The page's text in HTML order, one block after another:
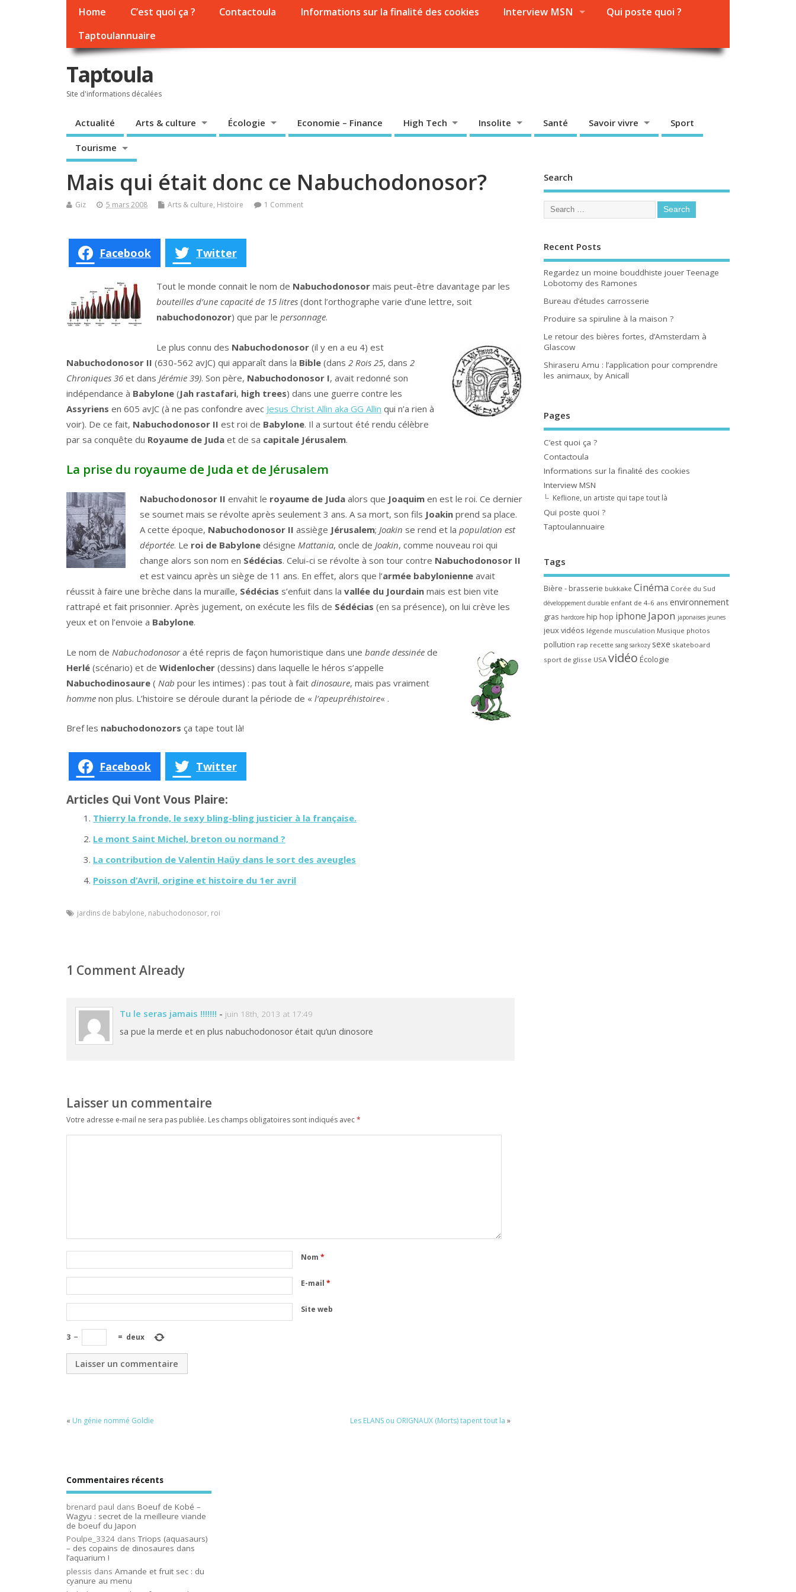
Home C’est quoi ça ? Contactoula Informations sur la finalité des cookies Interview MSN
Qui poste quoi ?
Taptoulannuaire
Taptoula
Site d'informations décalées
Actualité Arts & culture Écologie Economie – Finance High Tech Insolite Santé Savoir vivre Sport
Tourisme
Mais qui était donc ce Nabuchodonosor?
Giz 5 mars 2008 Arts & culture, Histoire 1 Comment
Facebook Twitter
Tout le monde connait le nom de Nabuchodonosor mais peut-être davantage par les
bouteilles d’une capacité de 15 litres (dont l’orthographe varie d’une lettre, soit
nabuchodonozor) que par lepersonnage.
Le plus connu des Nabuchodonosor (il y en a eu 4) est
Nabuchodonosor II (630-562 avJC) qui apparaît dans la Bible (dans 2 Rois 25, dans 2
Chroniques 36 et dans Jérémie 39). Son père, Nabuchodonosor I, avait redonné son
indépendance à Babylone (Jah rastafari, high trees) dans une guerre contre les
Assyriens en 605 avJC (à ne pas confondre avec Jesus Christ Allin aka GG Allin qui n’a rien à
voir). De ce fait, Nabuchodonosor II est roi de Babylone. Il a surtout été rendu célèbre
par sa conquête du Royaume de Juda et de sa capitale Jérusalem.
La prise du royaume de Juda et de Jérusalem
Nabuchodonosor II envahit le royaume de Juda alors que Joaquimen est le roi. Ce dernier
se soumet mais se révolte après seulement 3 ans. A sa mort, son fils Joakin prend sa place.
A cette époque, Nabuchodonosor II assiège Jérusalem;Joakin se rend et lapopulation est
déportée. Le roi de Babylone désigneMattania, oncle deJoakin, comme nouveau roi qui
change alors son nom en Sédécias. Celui-ci se révolte à son tour contre Nabuchodonosor II
et est vaincu après un siège de 11 ans. En effet, alors que l’armée babylonienne avait
réussit à faire une brèche dans la muraille, Sédécias s’enfuit dans la vallée du Jourdain mais est bien vite
rattrapé et fait prisonnier. Après jugement, on exécute les fils de Sédécias (en sa présence), on lui crève les
yeux et on l’envoie a Babylone.
Le nom de Nabuchodonosora été repris de façon humoristique dans une bande dessinée de
Herlé (scénario) et de Widenlocher (dessins) dans laquelle le héros s’appelle
Nabuchodinosaure ( Nab pour les intimes) : pas tout à fait dinosaure, mais pas vraiment
homme non plus. L’histoire se déroule durant la période de « l’apeupréhistoire« .
Bref les nabuchodonozors ça tape tout là!
Facebook Twitter
Articles Qui Vont Vous Plaire:
Thierry la fronde, le sexy bling-bling justicier à la française.
Le mont Saint Michel, breton ou normand ?
La contribution de Valentin Haüy dans le sort des aveugles
Poisson d’Avril, origine et histoire du 1er avril
jardins de babylone, nabuchodonosor, roi
1 Comment Already
Tu le seras jamais !!!!!!! - juin 18th, 2013 at 17:49
sa pue la merde et en plus nabuchodonosor était qu’un dinosore
Laisser un commentaire
Votre adresse e-mail ne sera pas publiée. Les champs obligatoires sont indiqués avec*
Nom *
E-mail *
Site web
3 − = deux
« Un génie nommé Goldie Les ELANS ou ORIGNAUX (Morts) tapent tout la »
Search
Recent Posts
Regardez un moine bouddhiste jouer Teenage
Lobotomy des Ramones
Bureau d’études carrosserie
Produire sa spiruline à la maison ?
Le retour des bières fortes, d’Amsterdam à
Glascow
Shiraseru Amu : l’application pour comprendre
les animaux, by Anicall
Pages
C’est quoi ça ?
Contactoula
Informations sur la finalité des cookies
Interview MSN
Keflione, un artiste qui tape tout là
Qui poste quoi ?
Taptoulannuaire
Tags
Bière - brasserie bukkake Cinéma Corée du Sud
développement durable enfant de 4-6 ans environnement
gras hardcore hip hop iphone Japon japonaises jeunes
jeux vidéos légende musculation Musique photos
pollution rap recette sang sarkozy sexe skateboard
sport de glisse USA vidéo Écologie
Commentaires récents
brenard paul dans Boeuf de Kobé –
Wagyu : secret de la meilleure viande
de boeuf du Japon
Poulpe_3324 dansTriops (aquasaurs)
– des copains de dinosaures dans
l’aquarium !
plessis dans Amande et fruit sec : du
cyanure au menu